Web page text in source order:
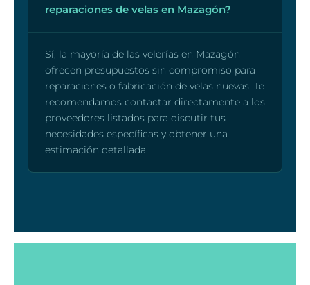
reparaciones de velas en Mazagón?
Sí, la mayoría de las velerías en Mazagón
ofrecen presupuestos sin compromiso para
reparaciones o fabricación de velas nuevas. Te
recomendamos contactar directamente a los
proveedores listados para discutir tus
necesidades específicas y obtener una
estimación detallada.